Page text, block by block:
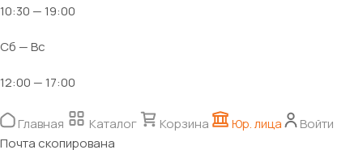
10:30 — 19:00
Сб — Вс
12:00 — 17:00
Главная Каталог Корзина Юр. лица
Войти
Почта скопирована